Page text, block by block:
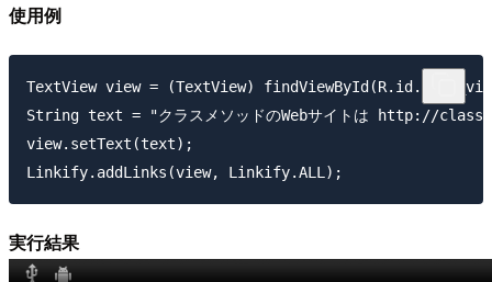
使用例
TextView view = (TextView)
String text = "クラスメソッドのWebサイトは http://
view.setText(text);
実行結果